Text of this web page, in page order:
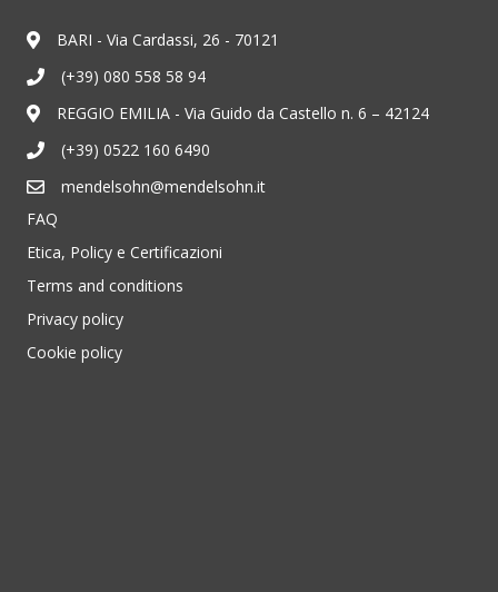
BARI - Via Cardassi, 26 - 70121
(+39) 080 558 58 94
REGGIO EMILIA - Via Guido da Castello n. 6 – 42124
(+39) 0522 160 6490
mendelsohn@mendelsohn.it
FAQ
Etica, Policy e Certificazioni
Terms and conditions
Privacy policy
Cookie policy